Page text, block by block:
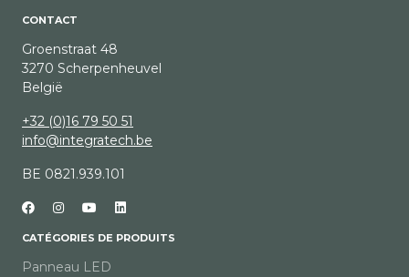
CONTACT
Groenstraat 48
3270 Scherpenheuvel
België
+32 (0)16 79 50 51
info@integratech.be
BE 0821.939.101
CATÉGORIES DE PRODUITS
Panneau LED